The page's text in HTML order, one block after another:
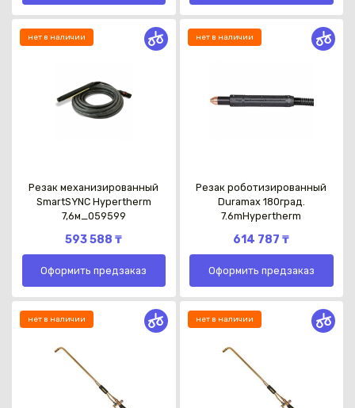
нет в наличии
Резак механизированный
SmartSYNC Hypertherm
7,6м_059599
593 588 ₸
Оформить предзаказ
нет в наличии
Резак роботизированный
Duramax 180град.
7.6mHypertherm
614 787 ₸
Оформить предзаказ
нет в наличии нет в наличии